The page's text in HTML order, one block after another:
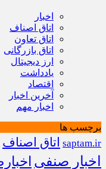
اخبار
اتاق اصناف
اتاق تعاون
اتاق بازرگانی
ارز دیجیتال
یادداشت
اقتصاد
آخرین اخبار
اخبار مهم
برچسب ها
saptam.ir اتاق اصناف
اخبار صنفی